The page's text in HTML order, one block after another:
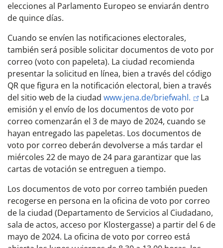
elecciones al Parlamento Europeo se enviarán dentro
de quince días.
Cuando se envíen las notificaciones electorales,
también será posible solicitar documentos de voto por
correo (voto con papeleta). La ciudad recomienda
presentar la solicitud en línea, bien a través del código
QR que figura en la notificación electoral, bien a través
del sitio web de la ciudad www.jena.de/briefwahl.
La
emisión y el envío de los documentos de voto por
correo comenzarán el 3 de mayo de 2024, cuando se
hayan entregado las papeletas. Los documentos de
voto por correo deberán devolverse a más tardar el
miércoles 22 de mayo de 24 para garantizar que las
cartas de votación se entreguen a tiempo.
Los documentos de voto por correo también pueden
recogerse en persona en la oficina de voto por correo
de la ciudad (Departamento de Servicios al Ciudadano,
sala de actos, acceso por Klostergasse) a partir del 6 de
mayo de 2024. La oficina de voto por correo está